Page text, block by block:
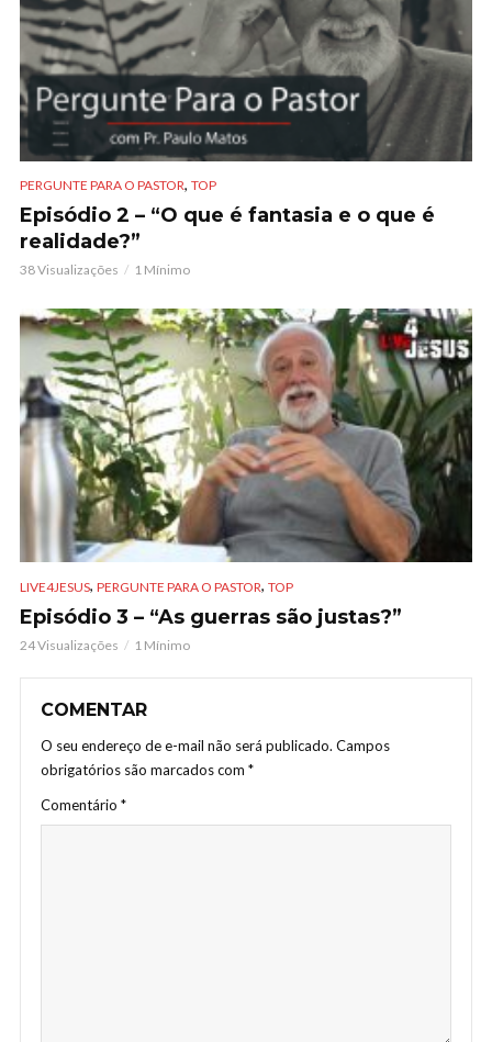
PERGUNTE PARA O PASTOR, TOP
Episódio 2 – “O que é fantasia e o que é
realidade?”
38 Visualizações 1 Mínimo
LIVE4JESUS, PERGUNTE PARA O PASTOR, TOP
Episódio 3 – “As guerras são justas?”
24 Visualizações 1 Mínimo
COMENTAR
O seu endereço de e-mail não será publicado. Campos
obrigatórios são marcados com *
Comentário *